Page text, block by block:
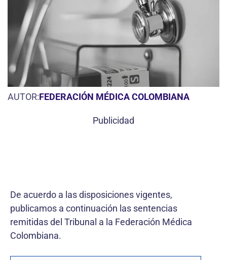
AUTOR:FEDERACIÓN MÉDICA COLOMBIANA
Publicidad
De acuerdo a las disposiciones vigentes,
publicamos a continuación las sentencias
remitidas del Tribunal a la Federación Médica
Colombiana.